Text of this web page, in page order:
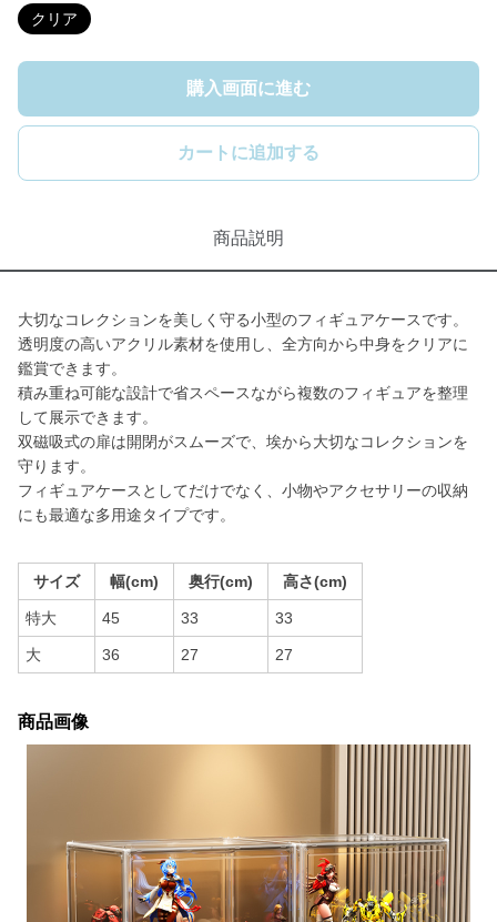
クリア
購入画面に進む
カートに追加する
商品説明
大切なコレクションを美しく守る小型のフィギュアケースです。
透明度の高いアクリル素材を使用し、全方向から中身をクリアに
鑑賞できます。
積み重ね可能な設計で省スペースながら複数のフィギュアを整理
して展示できます。
双磁吸式の扉は開閉がスムーズで、埃から大切なコレクションを
守ります。
フィギュアケースとしてだけでなく、小物やアクセサリーの収納
にも最適な多用途タイプです。
サイズ 幅(cm) 奥行(cm) 高さ(cm)
特大 45 33 33
大 36 27 27
商品画像